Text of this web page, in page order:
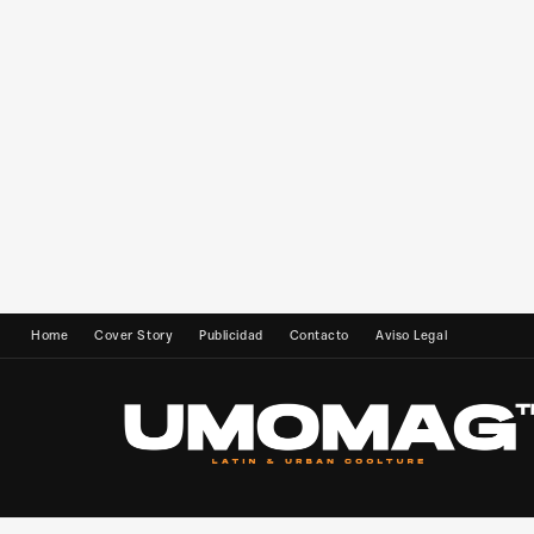
Home Cover Story Publicidad Contacto Aviso Legal